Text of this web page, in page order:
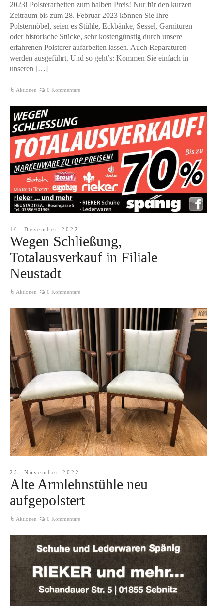
2023! Polsterarbeiten zum halben Preis! Nur für den kurzen
Zeitraum bis zum 28. Februar 2023 können Sie Ihre
Polstermöbel, seien es Stühle, Eckbänke, Sessel, Garnituren
oder historische Stücke, sehr kostengünstig durch unsere
erfahrenen Polsterer aufarbeiten lassen. Auch Reparaturen
werden ausgeführt. Und so geht’s: Kommen Sie einfach in
unseren […]
Aktionen 0 Kommentare
16. Dezember 2022
Wegen Schließung,
Totalausverkauf in Filiale
Neustadt
Aktionen 0 Kommentare
25. November 2022
Alte Armlehnstühle neu
aufgepolstert
Aktionen 0 Kommentare